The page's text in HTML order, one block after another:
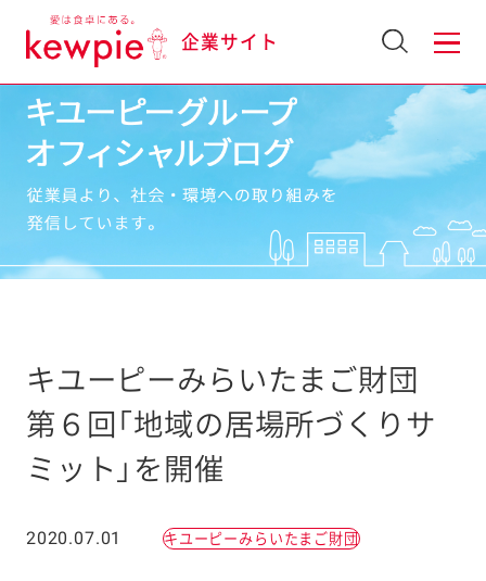
企業サイト
キユーピーみらいたまご財団
第６回「地域の居場所づくりサ
ミット」を開催
2020.07.01 キユーピーみらいたまご財団